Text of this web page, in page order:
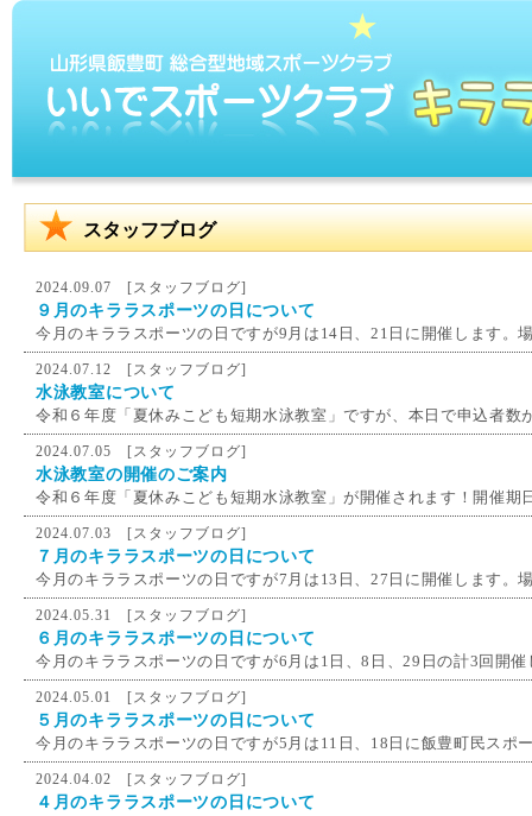
スタッフブログ
2024.09.07 [スタッフブログ]
９月のキララスポーツの日について
今月のキララスポーツの日ですが9月は14日、21日に開催します。
2024.07.12 [スタッフブログ]
水泳教室について
令和６年度「夏休みこども短期水泳教室」ですが、本日で申込者数
2024.07.05 [スタッフブログ]
水泳教室の開催のご案内
令和６年度「夏休みこども短期水泳教室」が開催されます！開催期
2024.07.03 [スタッフブログ]
７月のキララスポーツの日について
今月のキララスポーツの日ですが7月は13日、27日に開催します。
2024.05.31 [スタッフブログ]
６月のキララスポーツの日について
今月のキララスポーツの日ですが6月は1日、8日、29日の計3回開催
2024.05.01 [スタッフブログ]
５月のキララスポーツの日について
今月のキララスポーツの日ですが5月は11日、18日に飯豊町民スポ
2024.04.02 [スタッフブログ]
４月のキララスポーツの日について